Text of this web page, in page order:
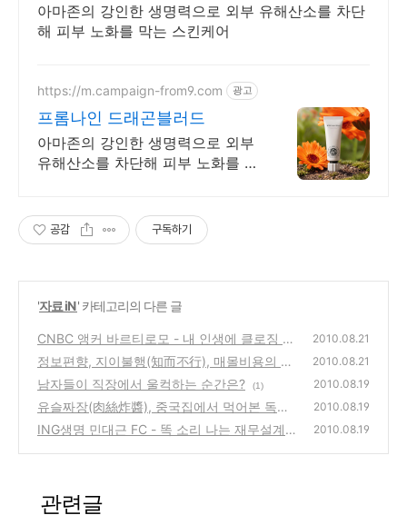
아마존의 강인한 생명력으로 외부 유해산소를 차단
해 피부 노화를 막는 스킨케어
https://m.campaign-from9.com 광고
프롬나인 드래곤블러드
아마존의 강인한 생명력으로 외부
유해산소를 차단해 피부 노화를 막
공감 구독하기
'자료 iN' 카테고리의 다른 글
CNBC 앵커 바르티로모 - 내 인생에 클로징 벨
은 없어(성공을 지켜주는 10가지 원칙)
(0)
2010.08.21
정보편향, 지이불행(知而不行), 매몰비용의 함
정 - 의사결정의 함정을 돌파하라
(0)
2010.08.21
남자들이 직장에서 울컥하는 순간은? (1) 2010.08.19
유슬짜장(肉絲炸醬), 중국집에서 먹어본 독특
한 느낌과 맛의 자장면
(1)
2010.08.19
ING생명 민대근 FC - 똑 소리 나는 재무설계
2010.08.19
관련글